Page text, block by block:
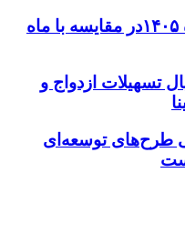
نرخ تورم ماهانه در تیر ماه ۱۴۰۵در مقایسه با ماه
ریال تسهیلات ازدواج و
طرح‌های توسعه‌ای